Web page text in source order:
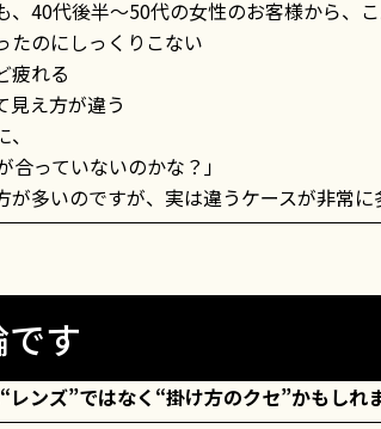
、40代後半〜50代の女性のお客様から、
たのにしっくりこない
疲れる
見え方が違う
合っていないのかな？」
が多いのですが、実は違うケースが非常に
す
レンズ”ではなく“掛け方のクセ”かもしれ